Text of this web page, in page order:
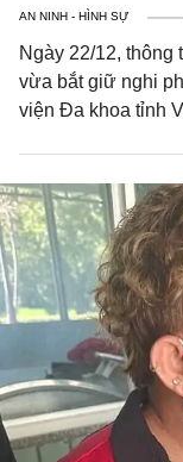
AN NINH - HÌNH SỰ
Ngày 22/12, thông
vừa bắt giữ nghi
viện Đa khoa tỉnh